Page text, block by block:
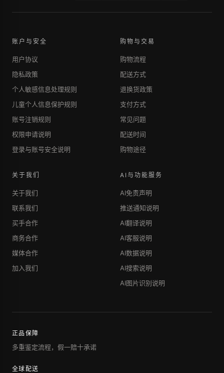
账户与安全
用户协议
隐私政策
个人敏感信息处理规则
儿童个人信息保护规则
账号注销规则
权限申请说明
登录与账号安全说明
购物与交易
购物流程
配送方式
退换货政策
支付方式
常见问题
配送时间
购物途径
关于我们
关于我们
联系我们
买手合作
商务合作
媒体合作
加入我们
AI与功能服务
AI免责声明
推送通知说明
AI翻译说明
AI客服说明
AI数据说明
AI搜索说明
AI图片识别说明
正品保障
多重鉴定流程，假一赔十承诺
全球配送